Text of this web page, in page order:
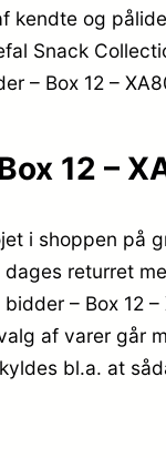
og
Snack
– Box 12 –
12 –
i shoppen
returret
– Box 12
af varer går
bl.a. at